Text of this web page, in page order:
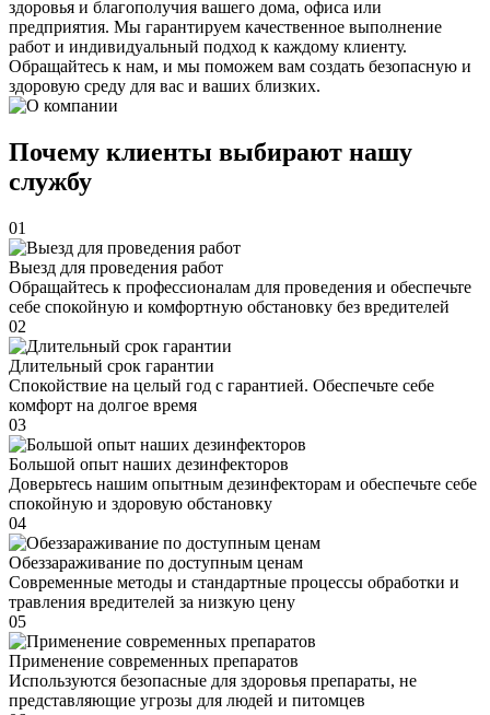
здоровья и благополучия вашего дома, офиса или
предприятия. Мы гарантируем качественное выполнение
работ и индивидуальный подход к каждому клиенту.
Обращайтесь к нам, и мы поможем вам создать безопасную и
здоровую среду для вас и ваших близких.
Почему клиенты выбирают нашу
службу
01
Выезд для проведения работ
Обращайтесь к профессионалам для проведения и обеспечьте
себе спокойную и комфортную обстановку без вредителей
02
Длительный срок гарантии
Спокойствие на целый год с гарантией. Обеспечьте себе
комфорт на долгое время
03
Большой опыт наших дезинфекторов
Доверьтесь нашим опытным дезинфекторам и обеспечьте себе
спокойную и здоровую обстановку
04
Обеззараживание по доступным ценам
Современные методы и стандартные процессы обработки и
травления вредителей за низкую цену
05
Применение современных препаратов
Используются безопасные для здоровья препараты, не
представляющие угрозы для людей и питомцев